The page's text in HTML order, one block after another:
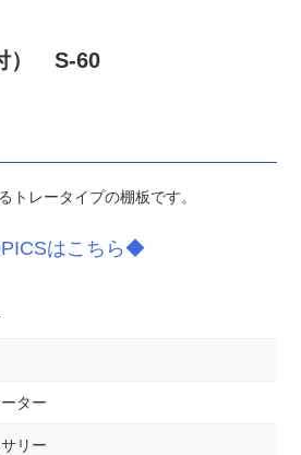
） S-60
トレータイプの棚板です。
はこちら◆
ター
リー